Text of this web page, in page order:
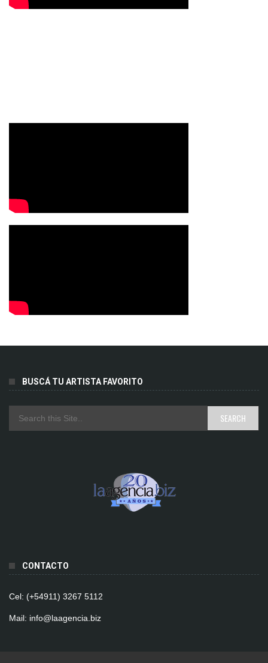
BUSCÁ TU ARTISTA FAVORITO
CONTACTO
Cel: (+54911) 3267 5112
Mail: info@laagencia.biz